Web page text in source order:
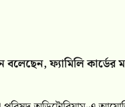
বলেছেন, ফ্যামিলি